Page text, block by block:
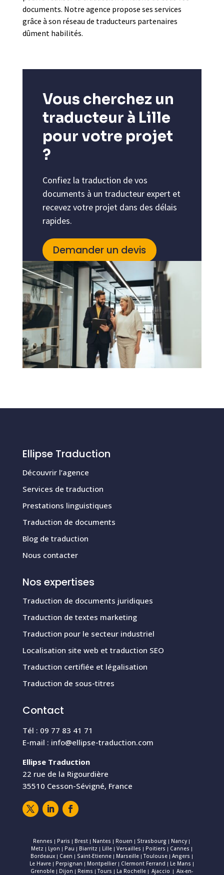
documents. Notre agence propose ses services
grâce à son réseau de traducteurs partenaires
dûment habilités.
Vous cherchez un
traducteur à Lille
pour votre projet
?
Confiez la traduction de vos
documents à un traducteur expert et
recevez votre projet dans des délais
rapides.
Demander un devis
Ellipse Traduction
Découvrir l’agence
Services de traduction
Prestations linguistiques
Traduction de documents
Blog de traduction
Nous contacter
Nos expertises
Traduction de documents juridiques
Traduction de textes marketing
Traduction pour le secteur industriel
Localisation site web et traduction SEO
Traduction certifiée et légalisation
Traduction de sous-titres
Contact
Tél : 09 77 83 41 71
E-mail : info@ellipse-traduction.com
Ellipse Traduction
22 rue de la Rigourdière
35510 Cesson-Sévigné, France
Rennes | Paris | Brest | Nantes | Rouen | Strasbourg | Nancy |
Metz | Lyon | Pau | Biarritz | Lille| Versailles | Poitiers | Cannes |
Bordeaux| Caen | Saint-Etienne| Marseille|Toulouse| Angers |
Le Havre| Perpignan | Montpellier| Clermont Ferrand | Le Mans |
Grenoble | Dijon | Reims |Tours | La Rochelle |Ajaccio |Aix-en-